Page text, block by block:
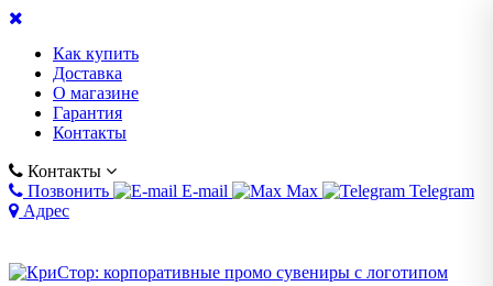
Как купить
Доставка
О магазине
Гарантия
Контакты
Контакты
Позвонить
E-mail Max
Telegram
Адрес